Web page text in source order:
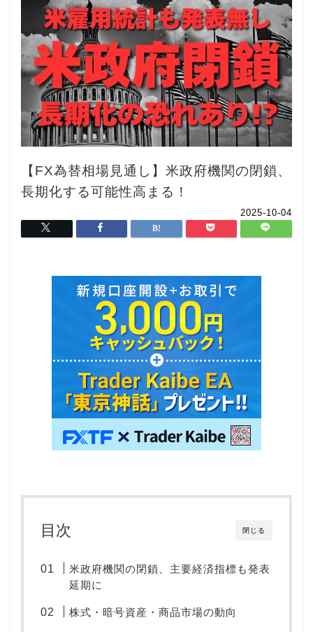
【FX為替相場見通し】米政府機関の閉鎖、
長期化する可能性高まる！
2025-10-04
閉じる
目次
米政府機関の閉鎖、主要経済指標も発表
延期に
株式・暗号資産・商品市場の動向